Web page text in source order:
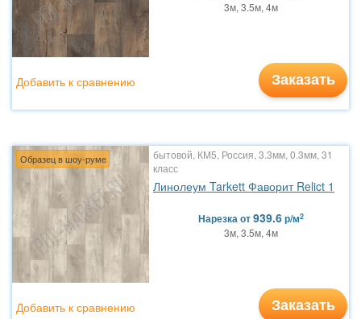
3м, 3.5м, 4м
Заказать
Добавить к сравнению
Образец в шоу-руме
бытовой, КМ5, Россия, 3.3мм, 0.3мм, 31
класс
Линолеум Tarkett Фаворит Relict 1
Нарезкаот939.6р/м2
3м, 3.5м, 4м
Заказать
Добавить к сравнению